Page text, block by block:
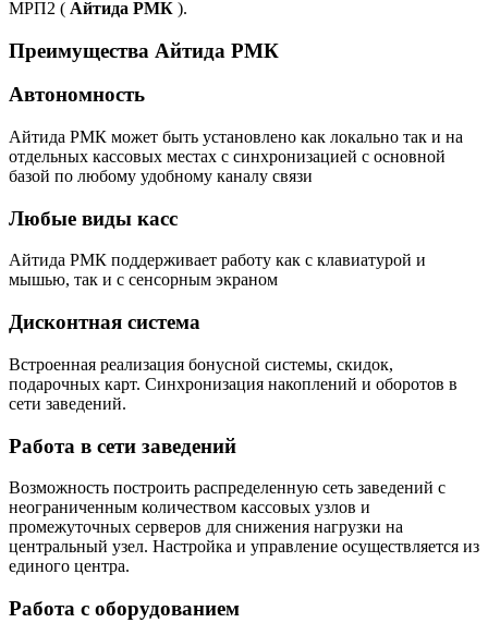
МРП2 ( Айтида РМК ).
Преимущества Айтида РМК
Автономность
Айтида РМК может быть установлено как локально так и на
отдельных кассовых местах с синхронизацией с основной
базой по любому удобному каналу связи
Любые виды касс
Айтида РМК поддерживает работу как с клавиатурой и
мышью, так и с сенсорным экраном
Дисконтная система
Встроенная реализация бонусной системы, скидок,
подарочных карт. Синхронизация накоплений и оборотов в
сети заведений.
Работа в сети заведений
Возможность построить распределенную сеть заведений с
неограниченным количеством кассовых узлов и
промежуточных серверов для снижения нагрузки на
центральный узел. Настройка и управление осуществляется из
единого центра.
Работа с оборудованием